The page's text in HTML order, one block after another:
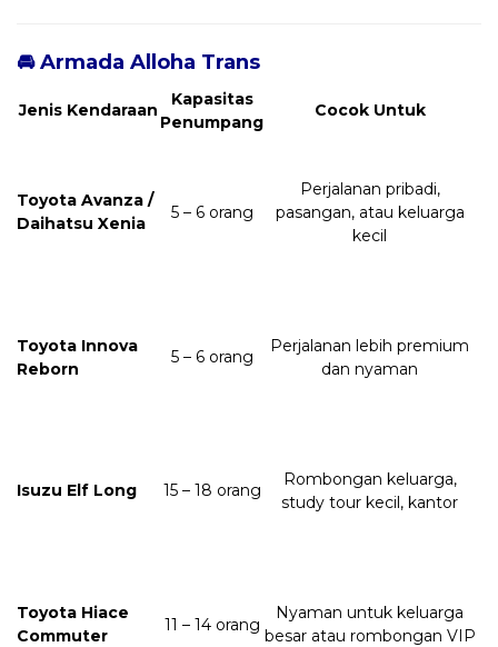
🚘 Armada Alloha Trans
Jenis Kendaraan
Kapasitas
Penumpang
Cocok Untuk
Toyota Avanza /
Daihatsu Xenia
5 – 6 orang
Perjalanan pribadi,
pasangan, atau keluarga
kecil
Toyota Innova
Reborn
5 – 6 orang
Perjalanan lebih premium
dan nyaman
Isuzu Elf Long 15 – 18 orang
Rombongan keluarga,
study tour kecil, kantor
Toyota Hiace
Commuter
11 – 14 orang
Nyaman untuk keluarga
besar atau rombongan VIP